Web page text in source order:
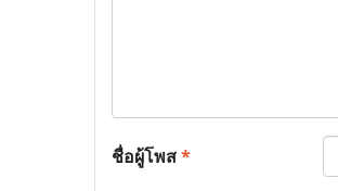
ชื่อผู้โพส*